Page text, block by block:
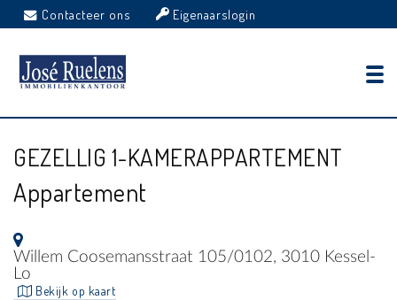
Contacteer ons Eigenaarslogin
GEZELLIG 1-KAMERAPPARTEMENT
Appartement
Willem Coosemansstraat 105/0102, 3010 Kessel-
Lo
Bekijk op kaart